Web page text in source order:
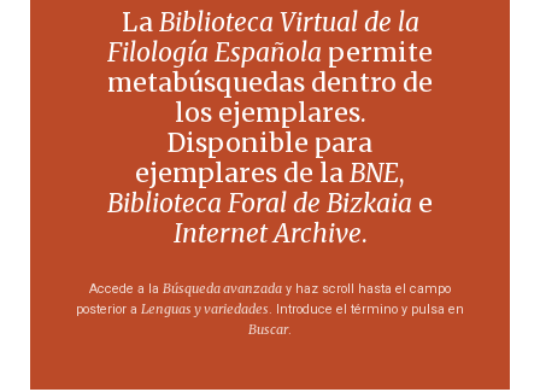
LaBiblioteca Virtual de la
Filología Española permite
metabúsquedas dentro de
los ejemplares.
Disponible para
ejemplares de laBNE,
Biblioteca Foral de Bizkaia e
Internet Archive.
Accede a la Búsqueda avanzada y haz scroll hasta el campo
posterior a Lenguas y variedades . Introduce el término y pulsa en
Buscar.